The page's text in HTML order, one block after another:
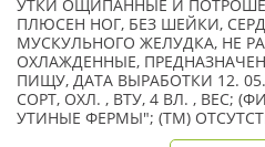
УТКИ ОЩИПАННЫЕ И
ПЛЮСЕН НОГ, БЕЗ ШЕЙКИ,
МУСКУЛЬНОГО ЖЕЛУДКА, НЕ
ОХЛАЖДЕННЫЕ,
ПИЩУ, ДАТА ВЫРАБОТКИ 12.
СОРТ, ОХЛ. , ВТУ, 4 ВЛ. , ВЕС;
УТИНЫЕ ФЕРМЫ"; (TM)